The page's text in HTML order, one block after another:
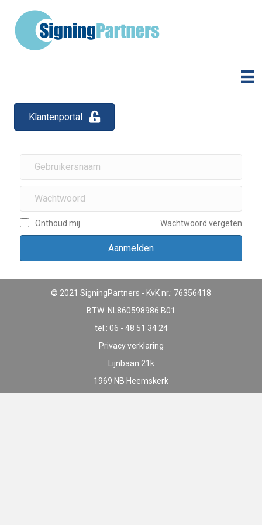
Klantenportal
Wachtwoord vergeten
Onthoud mij
Aanmelden
© 2021 SigningPartners - KvK nr.: 76356418
BTW: NL860598986 B01
tel.: 06 - 48 51 34 24
Privacy verklaring
Lijnbaan 21k
1969 NB Heemskerk